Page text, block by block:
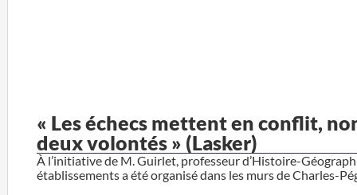
« Les échecs mettent en conflit,
deux volontés » (Lasker)
À l’initiative de M. Guirlet, professeur d’Histoire-
établissements a été organisé dans les murs de Charles-